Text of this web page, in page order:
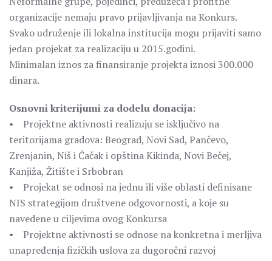
organizacije nemaju pravo prijavljivanja na Konkurs.
Svako udruženje ili lokalna institucija mogu prijaviti samo
jedan projekat za realizaciju u 2015.godini.
Minimalan iznos za finansiranje projekta iznosi 300.000
dinara.
Osnovni kriterijumi za dodelu donacija:
• Projektne aktivnosti realizuju se isključivo na
teritorijama gradova: Beograd, Novi Sad, Pančevo,
Zrenjanin, Niš i Čačak i opština Kikinda, Novi Bečej,
Kanjiža, Žitište i Srbobran
• Projekat se odnosi na jednu ili više oblasti definisane
NIS strategijom društvene odgovornosti, a koje su
navedene u ciljevima ovog Konkursa
• Projektne aktivnosti se odnose na konkretna i merljiva
unapređenja fizičkih uslova za dugoročni razvoj